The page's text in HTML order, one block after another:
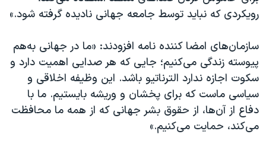
رویکردی که نباید توسط جامعه جهانی نادیده گرفته شود.»
سازمان‌های امضا کننده نامه افزودند: «ما در جهانی به‌هم
پیوسته زندگی می‌کنیم؛ جایی که هر صدایی اهمیت دارد و
سکوت اجازه ندارد الترناتیو باشد. این وظیفه اخلاقی و
سیاسی ماست که برای پخشان و وریشه بایستیم. ما با
دفاع از آن‌ها، از حقوق بشر جهانی که از همه ما محافظت
می‌کند، حمایت می‌کنیم.»